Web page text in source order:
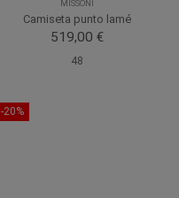
MISSONI
Camiseta punto lamé
519,00 €
48
-20%